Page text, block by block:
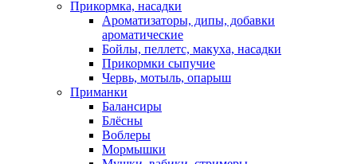
Прикормка, насадки
Ароматизаторы, дипы, добавки
ароматические
Бойлы, пеллетс, макуха, насадки
Прикормки сыпучие
Червь, мотыль, опарыш
Приманки
Балансиры
Блёсны
Воблеры
Мормышки